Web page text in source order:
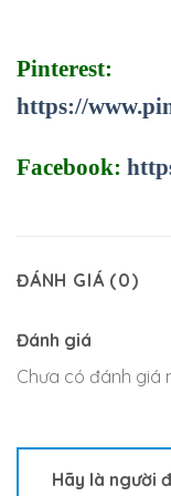
Pinterest:
https://
Facebook:
ĐÁNH GIÁ (0)
Đánh giá
Chưa có đánh giá
Hãy là người